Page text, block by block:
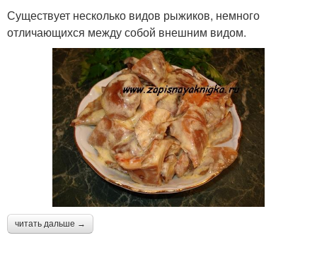
Существует несколько видов рыжиков, немного
отличающихся между собой внешним видом.
читать дальше →